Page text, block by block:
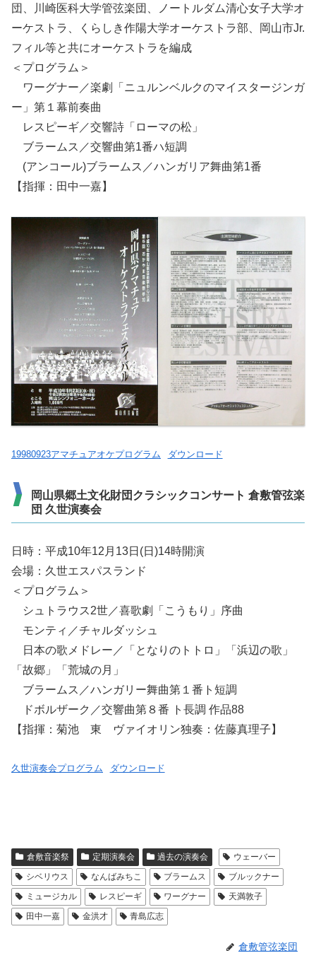
団、川崎医科大学管弦楽団、ノートルダム清心女子大学オ
ーケストラ、くらしき作陽大学オーケストラ部、岡山市Jr.
フィル等と共にオーケストラを編成
＜プログラム＞
ワーグナー／楽劇「ニュルンベルクのマイスタージンガ
ー」第１幕前奏曲
レスピーギ／交響詩「ローマの松」
ブラームス／交響曲第1番ハ短調
(アンコール)ブラームス／ハンガリア舞曲第1番
【指揮：田中一嘉】
19980923アマチュアオケプログラム ダウンロード
岡山県郷土文化財団クラシックコンサート 倉敷管弦楽
団 久世演奏会
日時：平成10年12月13日(日)14時開演
会場：久世エスパスランド
＜プログラム＞
シュトラウス2世／喜歌劇「こうもり」序曲
モンティ／チャルダッシュ
日本の歌メドレー／「となりのトトロ」「浜辺の歌」
「故郷」「荒城の月」
ブラームス／ハンガリー舞曲第１番ト短調
ドボルザーク／交響曲第８番 ト長調 作品88
【指揮：菊池 東 ヴァイオリン独奏：佐藤真理子】
久世演奏会プログラム ダウンロード
倉敷音楽祭 定期演奏会 過去の演奏会
ウェーバー
シベリウス
なんばみちこ ブラームス
ブルックナー
ミュージカル
レスピーギ ワーグナー
天満敦子
田中一嘉
金洪才 青島広志
倉敷管弦楽団